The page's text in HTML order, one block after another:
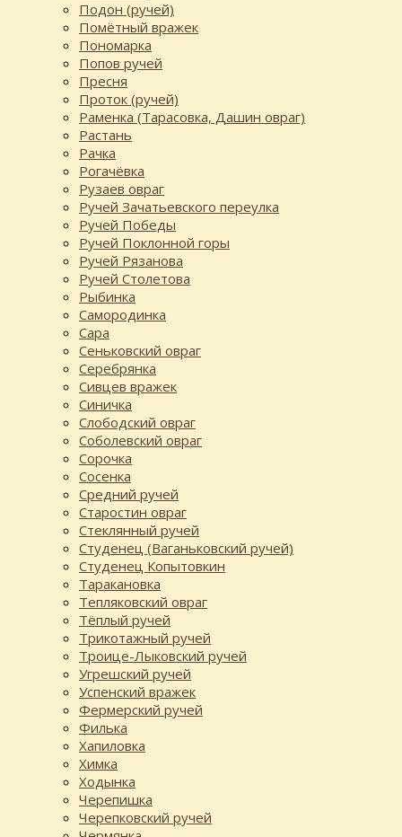
Подон (ручей)
Помётный вражек
Пономарка
Попов ручей
Пресня
Проток (ручей)
Раменка (Тарасовка, Дашин овраг)
Растань
Рачка
Рогачёвка
Рузаев овраг
Ручей Зачатьевского переулка
Ручей Победы
Ручей Поклонной горы
Ручей Рязанова
Ручей Столетова
Рыбинка
Самородинка
Сара
Сеньковский овраг
Серебрянка
Сивцев вражек
Синичка
Слободский овраг
Соболевский овраг
Сорочка
Сосенка
Средний ручей
Старостин овраг
Стеклянный ручей
Студенец (Ваганьковский ручей)
Студенец Копытовкин
Таракановка
Тепляковский овраг
Тёплый ручей
Трикотажный ручей
Троице-Лыковский ручей
Угрешский ручей
Успенский вражек
Фермерский ручей
Филька
Хапиловка
Химка
Ходынка
Черепишка
Черепковский ручей